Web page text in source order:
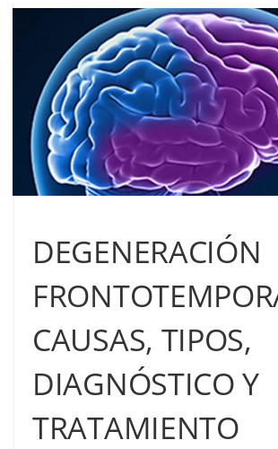
DEGENERACIÓN
CAUSAS, TIPOS,
DIAGNÓSTICO Y
TRATAMIENTO